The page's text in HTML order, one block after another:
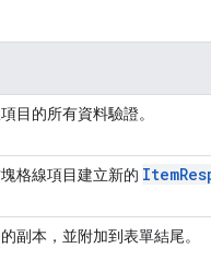
目的所有資料驗證。
格線項目建立新的 Item
副本，並附加到表單結尾。